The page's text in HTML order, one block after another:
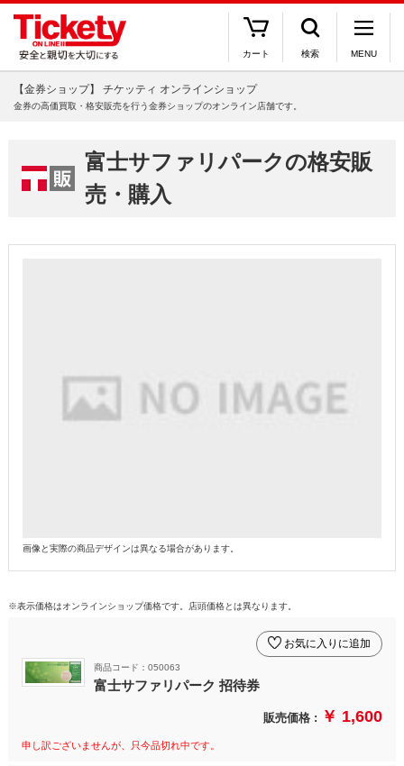
カート 検索 MENU
【金券ショップ】 チケッティ オンラインショップ
金券の高価買取・格安販売を行う金券ショップのオンライン店舗です。
富士サファリパークの格安販
売・購入
画像と実際の商品デザインは異なる場合があります。
※表示価格はオンラインショップ価格です。店頭価格とは異なります。
商品コード：050063
富士サファリパーク 招待券
お気に入りに追加
販売価格 : ￥ 1,600
申し訳ございませんが、只今品切れ中です。